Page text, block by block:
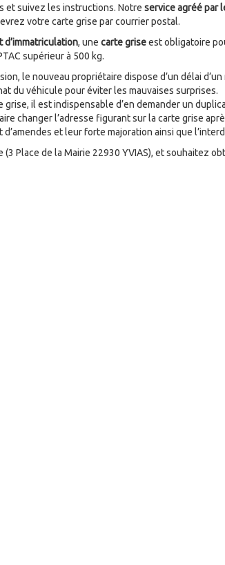
et suivez les instructions. Notre service agréé par
votre carte grise par courrier postal.
d’immatriculation, une carte griseest obligatoire
supérieur à 500 kg.
le nouveau propriétaire dispose d’un délai
du véhicule pour éviter les mauvaises surprises.
grise, il est indispensable d’en demander un
changer l’adresse figurant sur la carte grise
et leur forte majoration ainsi que
(3 Place de la Mairie 22930 YVIAS), et souhaitez